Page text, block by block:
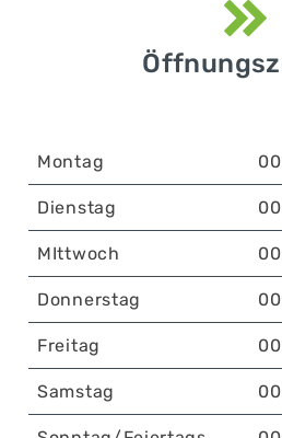
Montag
Dienstag
MIttwoch
Donnerstag
Freitag
Samstag